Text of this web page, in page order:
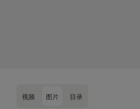
视频 图片 目录